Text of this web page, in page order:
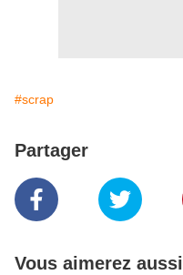
#scrap
Partager
Vous aimerez aussi